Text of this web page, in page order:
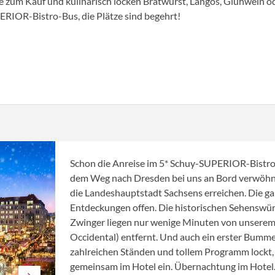
Bistro-Bus, die Plätze sind begehrt!
Schon die Anreise im 5* Schuy-SUPERIOR-
dem Weg nach Dresden bei uns an Bord
die Landeshauptstadt Sachsens erreichen. Die
Entdeckungen offen. Die historischen
Zwinger liegen nur wenige Minuten von
Occidental) entfernt. Und auch ein erster
zahlreichen Ständen und tollem Programm
gemeinsam im Hotel ein. Übernachtung im Hotel.